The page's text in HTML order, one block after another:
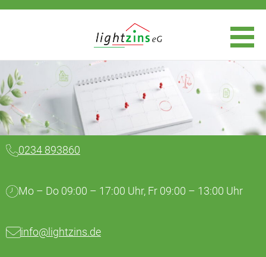
0234 893860
Mo – Do 09:00 – 17:00 Uhr, Fr 09:00 – 13:00 Uhr
info@lightzins.de